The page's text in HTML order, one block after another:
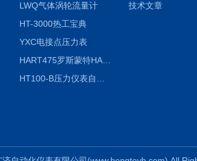
LWQ气体涡轮流量计
HT-3000热工宝典
YXC电接点压力表
HART475罗斯蒙特HART475手操器
技术文章